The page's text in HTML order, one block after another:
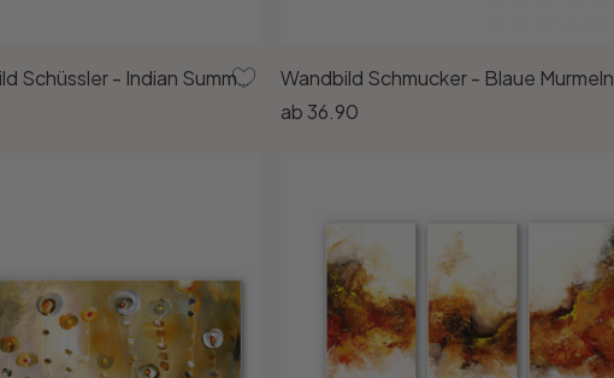
Hartschaumbild Schüssler - Indian Summer - Panorama
Wandbild Schmucker - Blaue Murmeln
ab36.90